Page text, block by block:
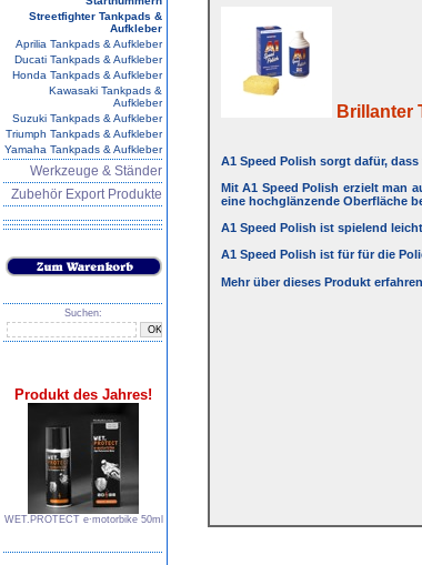
Streetfighter Tankpads &
Aufkleber
Aprilia Tankpads & Aufkleber
Ducati Tankpads & Aufkleber
Honda Tankpads & Aufkleber
Kawasaki Tankpads &
Aufkleber
Suzuki Tankpads & Aufkleber
Triumph Tankpads & Aufkleber
Yamaha Tankpads & Aufkleber
Werkzeuge & Ständer
Zubehör Export Produkte
Suchen:
Produkt des Jahres!
WET.PROTECT e∙motorbike 50ml
Brillanter
A1 Speed Polish sorgt dafür,
Mit A1 Speed Polish erzielt man
eine hochglänzende Oberfläche
A1 Speed Polish ist spielend
A1 Speed Polish ist für für die
Mehr über dieses Produkt